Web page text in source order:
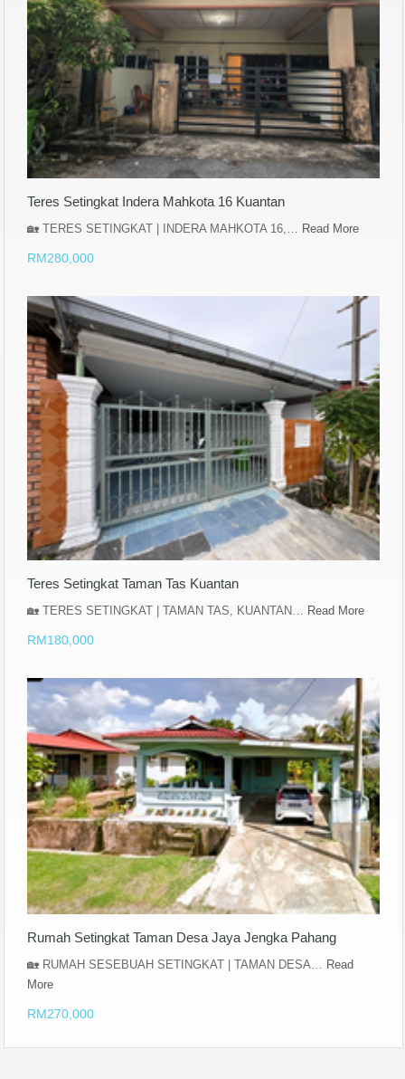
Teres Setingkat Indera Mahkota 16 Kuantan
🏡 TERES SETINGKAT | INDERA MAHKOTA 16,… Read More
RM280,000
Teres Setingkat Taman Tas Kuantan
🏡 TERES SETINGKAT | TAMAN TAS, KUANTAN… Read More
RM180,000
Rumah Setingkat Taman Desa Jaya Jengka Pahang
🏡 RUMAH SESEBUAH SETINGKAT | TAMAN DESA… Read
More
RM270,000